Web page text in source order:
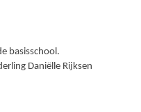
basisschool.
Daniëlle Rijksen